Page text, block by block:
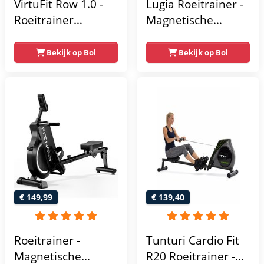
VirtuFit Row 1.0 -
Roeitrainer
weerstand
inklapbaar - Met
Trainingsniveaus -
Roeimachine met
Elastische
Weerstand -
Roeiapparaat voor
Thuis - Zwart
Bekijk op Bol
Lugia Roeitrainer -
Magnetische
Weerstandniveaus
- Geschikt voor
Roeiapparaat -
Bekijk op Bol
€ 149,99
Roeitrainer -
Magnetische
€ 139,40
Tunturi Cardio Fit
R20 Roeitrainer -